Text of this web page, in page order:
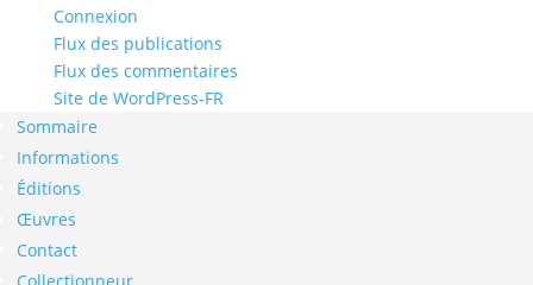
Connexion
Flux des publications
Flux des commentaires
Site de WordPress-FR
Sommaire
Informations
Éditions
Œuvres
Contact